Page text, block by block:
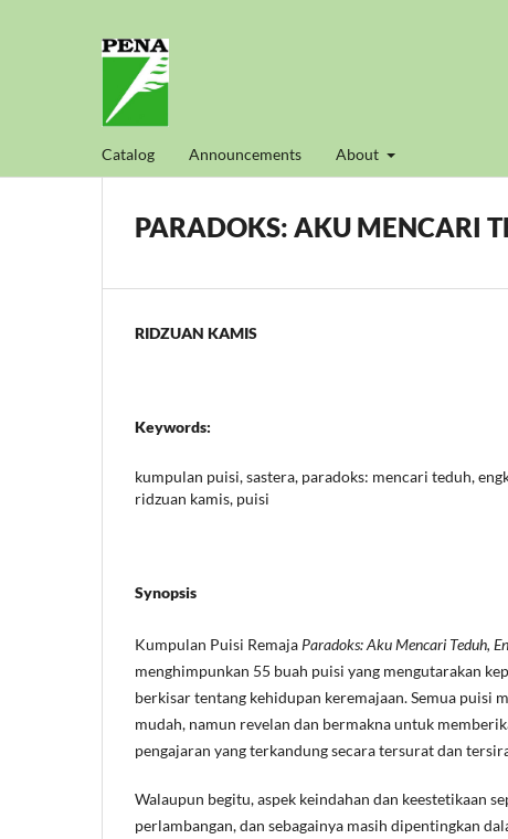
Catalog Announcements About
PARADOKS: AKU MENCARI
RIDZUAN KAMIS
Keywords:
kumpulan puisi, sastera, paradoks: mencari teduh,
ridzuan kamis, puisi
Synopsis
Kumpulan Puisi Remaja Paradoks: Aku Mencari Teduh,
menghimpunkan 55 buah puisi yang mengutarakan
berkisar tentang kehidupan keremajaan. Semua puisi
mudah, namun revelan dan bermakna untuk
pengajaran yang terkandung secara tersurat dan
Walaupun begitu, aspek keindahan dan keestetikaan
perlambangan, dan sebagainya masih dipentingkan